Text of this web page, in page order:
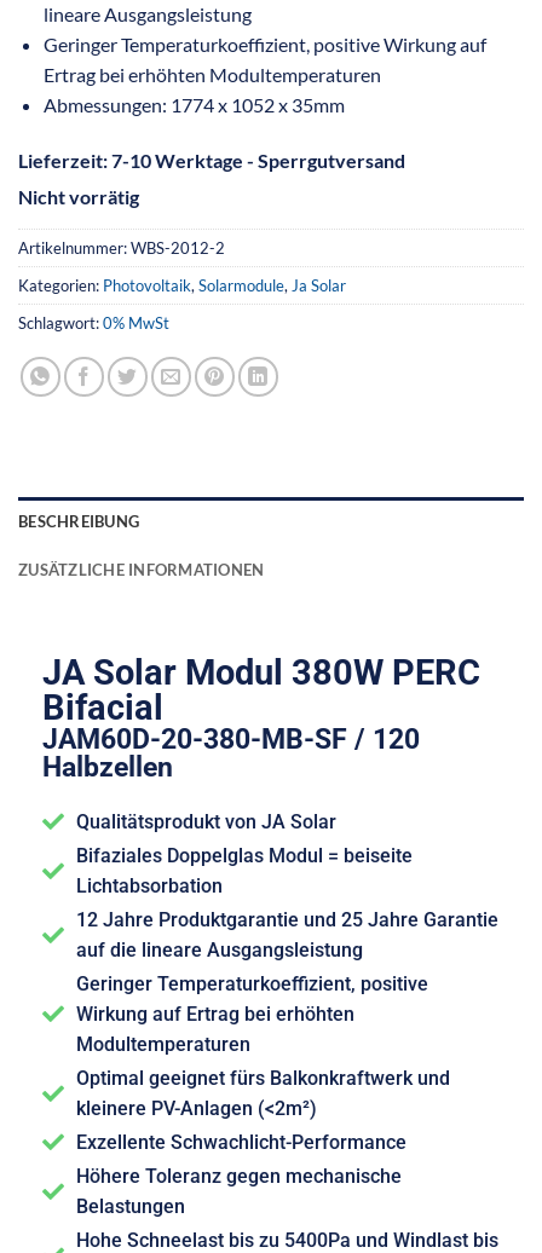
lineare Ausgangsleistung
Geringer Temperaturkoeffizient, positive Wirkung auf
Ertrag bei erhöhten Modultemperaturen
Abmessungen: 1774 x 1052 x 35mm
Lieferzeit:7-10 Werktage - Sperrgutversand
Nicht vorrätig
Artikelnummer:WBS-2012-2
Kategorien: Photovoltaik, Solarmodule, Ja Solar
Schlagwort:0% MwSt
BESCHREIBUNG
ZUSÄTZLICHE INFORMATIONEN
JA Solar Modul 380W PERC
Bifacial
JAM60D-20-380-MB-SF / 120
Halbzellen
Qualitätsprodukt von JA Solar
Bifaziales Doppelglas Modul = beiseite
Lichtabsorbation
12 Jahre Produktgarantie und 25 Jahre Garantie
auf die lineare Ausgangsleistung
Geringer Temperaturkoeffizient, positive
Wirkung auf Ertrag bei erhöhten
Modultemperaturen
Optimal geeignet fürs Balkonkraftwerk und
kleinere PV-Anlagen (<2m²)
Exzellente Schwachlicht-Performance
Höhere Toleranz gegen mechanische
Belastungen
Hohe Schneelast bis zu 5400Pa und Windlast bis